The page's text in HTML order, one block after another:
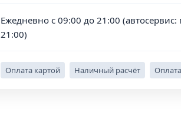
Ежедневно с 09:00 до 21:00 (автосервис:
21:00)
Оплата картой Наличный расчёт